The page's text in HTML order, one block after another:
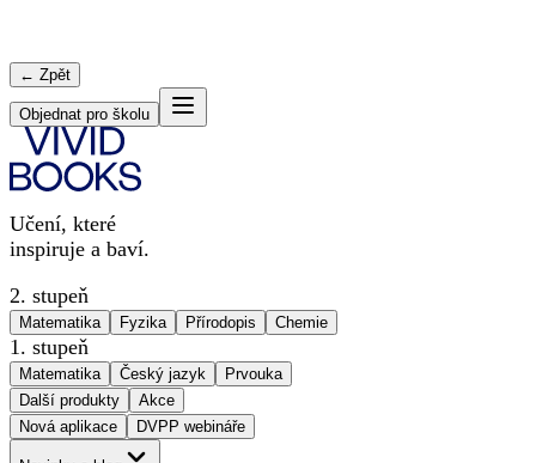
← Zpět
Objednat pro školu
Učení, které
inspiruje a baví.
2. stupeň
Matematika Fyzika Přírodopis Chemie
1. stupeň
Matematika Český jazyk
Prvouka
Další produkty
Akce
Nová aplikace
DVPP webináře